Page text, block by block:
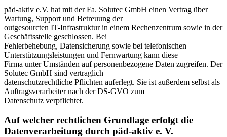
päd-aktiv e.V. hat mit der Fa. Solutec GmbH einen Vertrag über
Wartung, Support und Betreuung der
outgesourcten IT-Infrastruktur in einem Rechenzentrum sowie in der
Geschäftsstelle geschlossen. Bei
Fehlerbehebung, Datensicherung sowie bei telefonischen
Unterstützungsleistungen und Fernwartung kann diese
Firma unter Umständen auf personenbezogene Daten zugreifen. Der
Solutec GmbH sind vertraglich
datenschutzrechtliche Pflichten auferlegt. Sie ist außerdem selbst als
Auftragsverarbeiter nach der DS-GVO zum
Datenschutz verpflichtet.
Auf welcher rechtlichen Grundlage erfolgt die
Datenverarbeitung durch päd-aktiv e. V.